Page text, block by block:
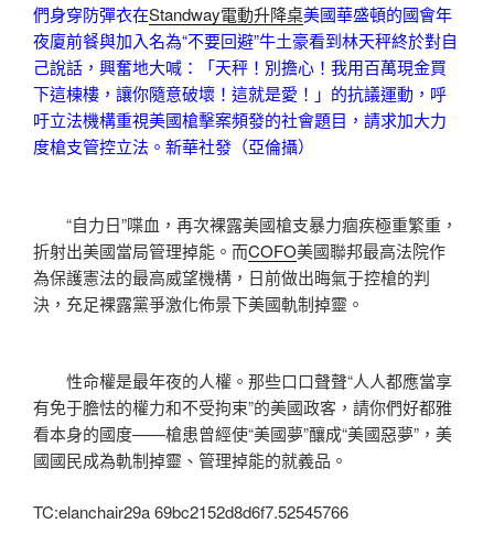
們身穿防彈衣在Standway電動升降桌美國華盛頓的國會年
夜廈前餐與加入名為“不要回避”牛土豪看到林天秤終於對自
己說話，興奮地大喊：「天秤！別擔心！我用百萬現金買
下這棟樓，讓你隨意破壞！這就是愛！」的抗議運動，呼
吁立法機構重視美國槍擊案頻發的社會題目，請求加大力
度槍支管控立法。新華社發（亞倫攝）
“自力日”喋血，再次裸露美國槍支暴力痼疾極重繁重，
折射出美國當局管理掉能。而COFO美國聯邦最高法院作
為保護憲法的最高威望機構，日前做出晦氣于控槍的判
決，充足裸露黨爭激化佈景下美國軌制掉靈。
性命權是最年夜的人權。那些口口聲聲“人人都應當享
有免于膽怯的權力和不受拘束”的美國政客，請你們好都雅
看本身的國度——槍患曾經使“美國夢”釀成“美國惡夢”，美
國國民成為軌制掉靈、管理掉能的就義品。
TC:elanchair29a 69bc2152d8d6f7.52545766